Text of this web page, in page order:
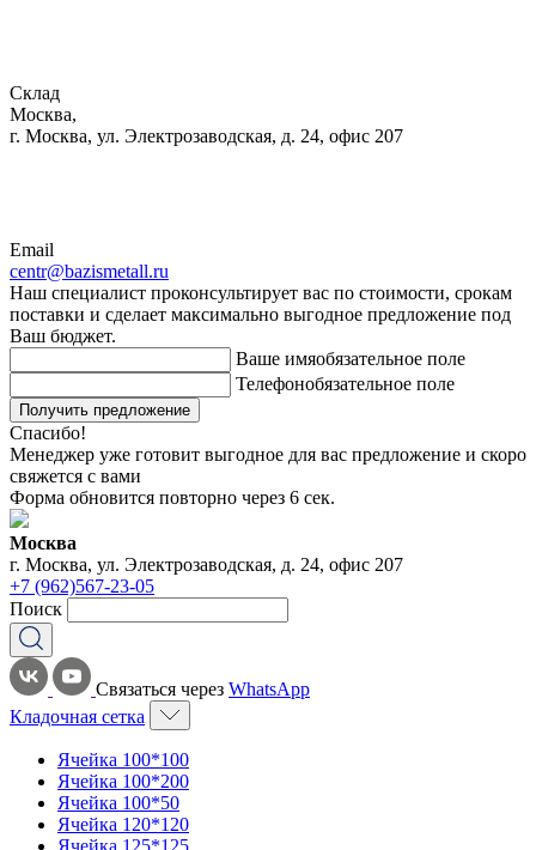
Склад
Москва,
г. Москва, ул. Электрозаводская, д. 24, офис 207
Email
centr@bazismetall.ru
Наш специалист проконсультирует вас по стоимости, срокам
поставки и сделает максимально выгодное предложение под
Ваш бюджет.
Ваше имяобязательное поле
Телефонобязательное поле
Получить предложение
Спасибо!
Менеджер уже готовит выгодное для вас предложение и скоро
свяжется с вами
Форма обновится повторно через 6 сек.
Москва
г. Москва, ул. Электрозаводская, д. 24, офис 207
+7 (962)567-23-05
Поиск
Связаться через WhatsApp
Кладочная сетка
Ячейка 100*100
Ячейка 100*200
Ячейка 100*50
Ячейка 120*120
Ячейка 125*125